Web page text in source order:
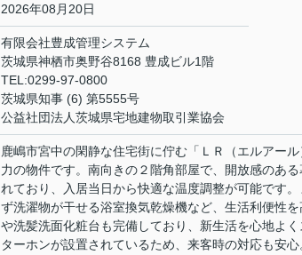
2026年08月20日
有限会社豊成管理システム
茨城県神栖市奥野谷8168 豊成ビル1階
TEL:0299-97-0800
茨城県知事 (6) 第5555号
公益社団法人茨城県宅地建物取引業協会
鹿嶋市宮中の閑静な住宅街に佇む「ＬＲ（エルアー
力の物件です。南向きの２階角部屋で、開放感のあ
れており、入居当日から快適な温度調整が可能です
ず洗濯物が干せる浴室換気乾燥機など、生活利便性
や洗髪洗面化粧台も完備しており、新生活を心地よ
ターホンが設置されているため、来客時の対応も安